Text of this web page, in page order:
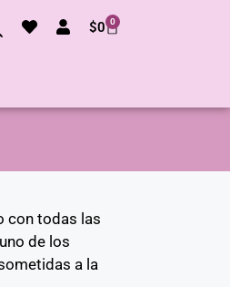
$0 0
con todas las
de los
a la